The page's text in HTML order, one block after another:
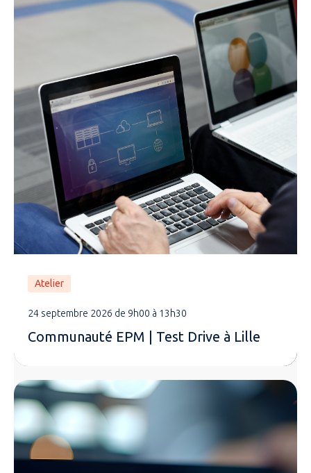
Atelier
24 septembre 2026 de 9h00 à 13h30
Communauté EPM | Test Drive à Lille